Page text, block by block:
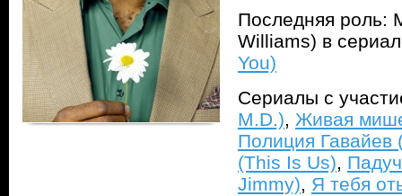
Последняя роль:
Williams) в
You)
Сериалы с
M.D.), Живая
Полиция Гавайев
(This Is Us),
Jimmy), Я тебя